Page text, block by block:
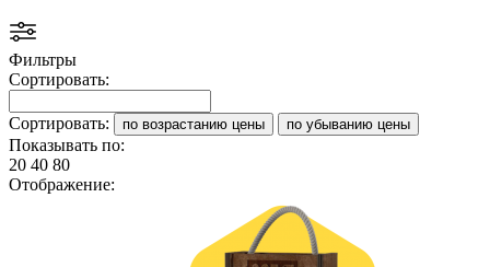
Фильтры
Сортировать:
Сортировать: по возрастанию цены по убыванию цены
Показывать по:
20 40 80
Отображение: